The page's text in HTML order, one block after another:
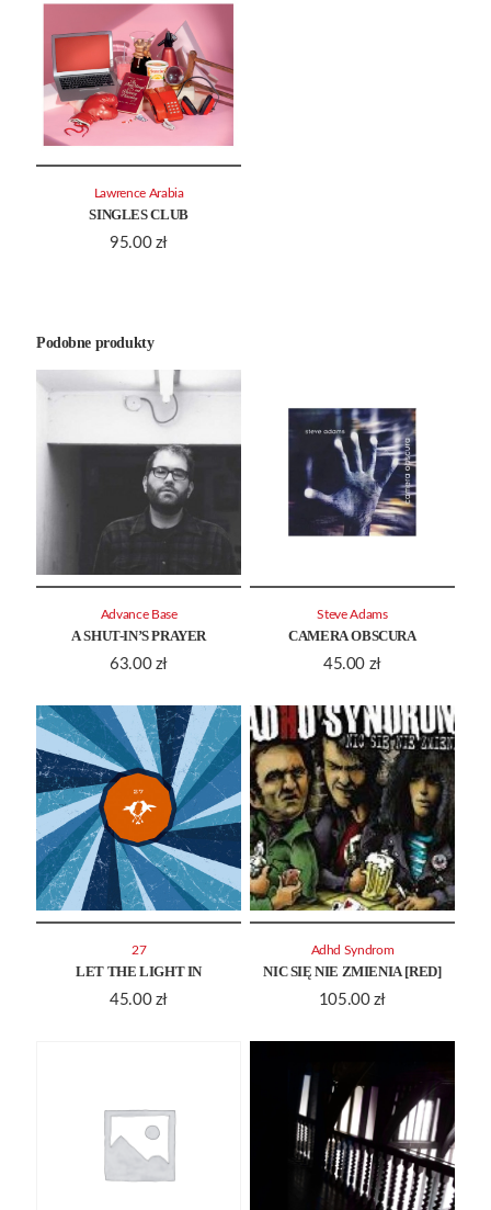
SINGLES CLUB
95.00 zł
Lawrence Arabia
Podobne produkty
A SHUT-IN’S PRAYER
63.00 zł
Advance Base
CAMERA OBSCURA
45.00 zł
Steve Adams
LET THE LIGHT IN
45.00 zł
27
NIC SIĘ NIE ZMIENIA [RED]
105.00 zł
Adhd Syndrom